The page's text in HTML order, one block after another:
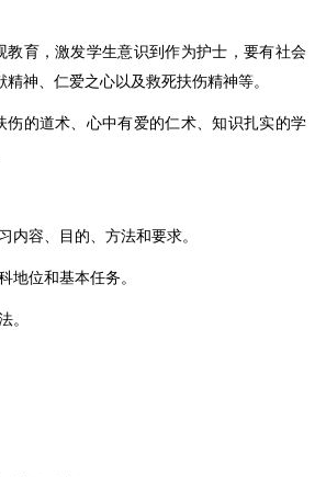
教育，激发学生意识到作为护士，要有社会
神、仁爱之心以及救死扶伤精神等。
伤的道术、心中有爱的仁术、知识扎实的学
内容、目的、方法和要求。
地位和基本任务。
。